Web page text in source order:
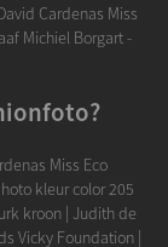
Cardenas Miss
Michiel Borgart -
Miss Eco
kleur color 205
kroon | Judith de
Vicky Foundation |